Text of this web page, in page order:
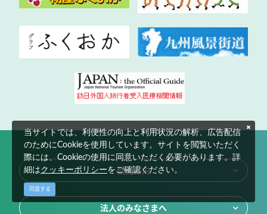
観光案内
法人のみなさまへ
当サイトでは、利便性の向上と利用状況の解析、広告配信
のためにCookieを使用しています。サイトを閲覧いただく
際には、Cookieの使用に同意いただく必要があります。詳
細はクッキーポリシーをご確認ください。
同意する